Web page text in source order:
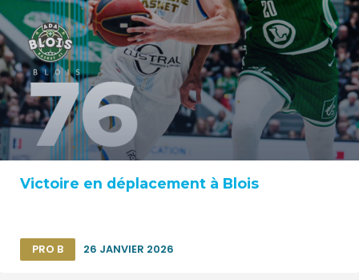
Victoire en déplacement à Blois
PRO B 26 JANVIER 2026